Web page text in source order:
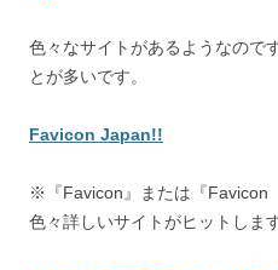
色々なサイトがあるようなので
とが多いです。
Favicon Japan!!
※『Favicon』または『Favicon
色々詳しいサイトがヒットします